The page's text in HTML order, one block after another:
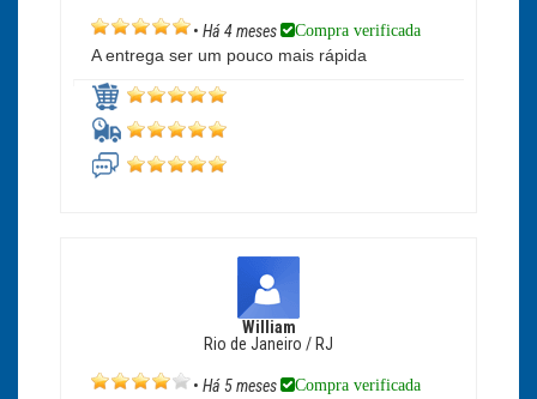
• Há 4 meses Compra verificada
A entrega ser um pouco mais rápida
William
Rio de Janeiro / RJ
• Há 5 meses Compra verificada